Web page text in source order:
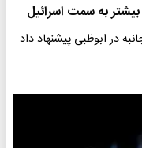
به سمت اسرائیل
در ابوظبی پیشنهاد داد